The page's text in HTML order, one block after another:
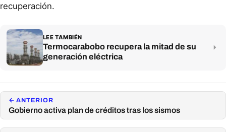
recuperación.
LEE TAMBIÉN
Termocarabobo recupera la mitad de su
generación eléctrica
← ANTERIOR
Gobierno activa plan de créditos tras los sismos